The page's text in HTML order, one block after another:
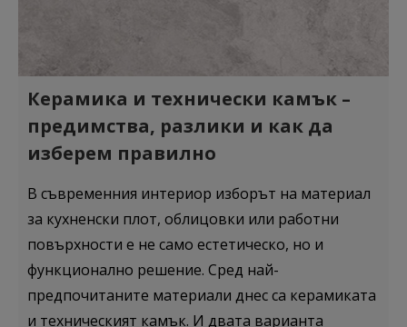
Керамика и технически камък –
предимства, разлики и как да
изберем правилно
В съвременния интериор изборът на материал
за кухненски плот, облицовки или работни
повърхности е не само естетическо, но и
функционално решение. Сред най-
предпочитаните материали днес са керамиката
и техническият камък. И двата варианта